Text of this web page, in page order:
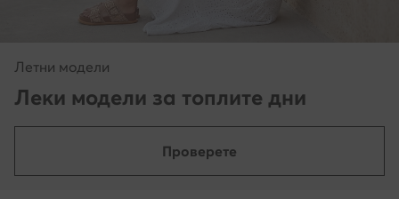
Летни модели
Леки модели за топлите дни
Проверете